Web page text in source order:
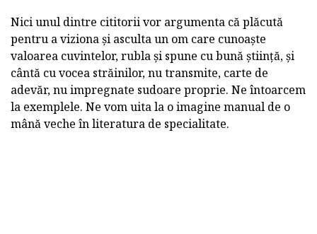
Nici unul dintre cititorii vor argumenta că plăcută
pentru a viziona și asculta un om care cunoaște
valoarea cuvintelor, rubla și spune cu bună știință, și
cântă cu vocea străinilor, nu transmite, carte de
adevăr, nu impregnate sudoare proprie. Ne întoarcem
la exemplele. Ne vom uita la o imagine manual de o
mână veche în literatura de specialitate.